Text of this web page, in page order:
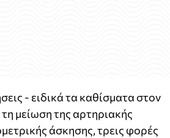
- ειδικά τα καθίσματα στον
μείωση της αρτηριακής
άσκησης, τρεις φορές